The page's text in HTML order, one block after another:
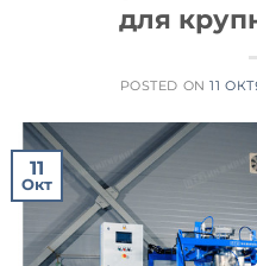
для
POSTED ON11
11
Окт